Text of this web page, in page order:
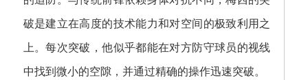
破是建立在高度的技术能力和对空间的极致利用之
上。每次突破，他似乎都能在对方防守球员的视线
中找到微小的空隙，并通过精确的操作迅速突破。